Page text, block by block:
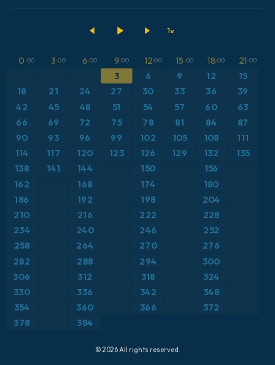
ICON ドイツ 2 km
イタリア
オーストリア
ギリシャ
スイス
スカンジナビア
スペイン
トルコ
気温異常（2m）
気温異常（850hPa）
気温（2m）
気温（850hPa）
積雪深
突風
突風（最大）
0 :00 3:00 6:00 9:00 12:00 15 :00 18:00 21:00
3 6 9 12
15
18
21 24 27 30 33 36 39
42 45 48 51 54 57 60
63
66
69 72 75 78 81 84 87
90 93 96 99 102 105 108
111
114
117 120 123 126 129 132
135
138
141 144 150
156
162
168 174
180
186
192 198
204
210
216 222 228
234 240 246 252
258 264 270
276
282
288 294
300
306
312 318
324
330
336 342 348
354 360 366 372
378 384
© 2026 All rights reserved.